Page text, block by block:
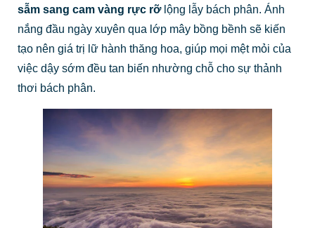
sẫm sang cam vàng rực rỡlộng lẫy bách phân. Ánh
nắng đầu ngày xuyên qua lớp mây bồng bềnh sẽ kiến
tạo nên giá trị lữ hành thăng hoa, giúp mọi mệt mỏi của
việc dậy sớm đều tan biến nhường chỗ cho sự thảnh
thơi bách phân.